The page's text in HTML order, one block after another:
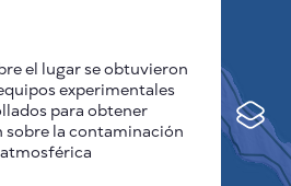
Sensores
Deutsch
Español
Français
el lugar se obtuvieron
experimentales
para obtener
la contaminación
atmosférica